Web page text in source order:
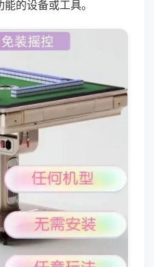
的设备或工具。